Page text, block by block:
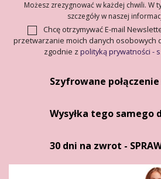
Możesz zrezygnować w każdej chwili. W
szczegóły w naszej
Chcę otrzymywać E-mail
przetwarzanie moich danych osobowych
zgodnie z polityką prywatności -
Szyfrowane połączenie
Wysyłka tego samego
30 dni na zwrot -